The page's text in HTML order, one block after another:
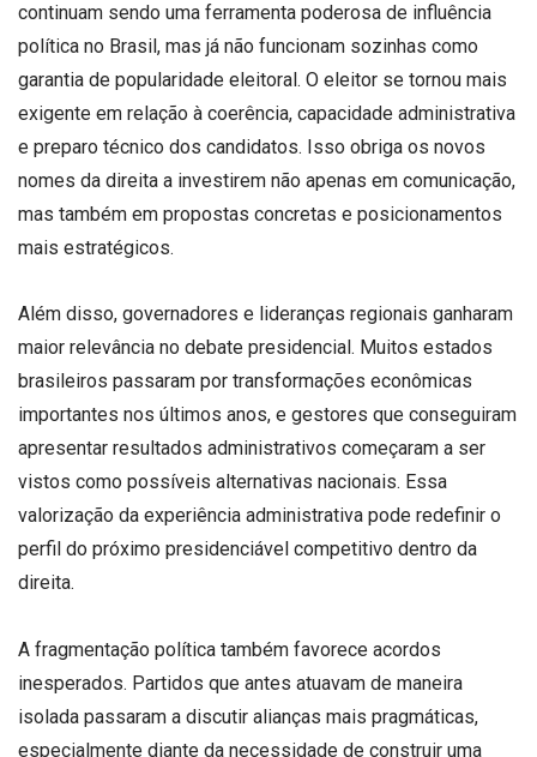
continuam sendo uma ferramenta poderosa de influência
política no Brasil, mas já não funcionam sozinhas como
garantia de popularidade eleitoral. O eleitor se tornou mais
exigente em relação à coerência, capacidade administrativa
e preparo técnico dos candidatos. Isso obriga os novos
nomes da direita a investirem não apenas em comunicação,
mas também em propostas concretas e posicionamentos
mais estratégicos.
Além disso, governadores e lideranças regionais ganharam
maior relevância no debate presidencial. Muitos estados
brasileiros passaram por transformações econômicas
importantes nos últimos anos, e gestores que conseguiram
apresentar resultados administrativos começaram a ser
vistos como possíveis alternativas nacionais. Essa
valorização da experiência administrativa pode redefinir o
perfil do próximo presidenciável competitivo dentro da
direita.
A fragmentação política também favorece acordos
inesperados. Partidos que antes atuavam de maneira
isolada passaram a discutir alianças mais pragmáticas,
especialmente diante da necessidade de construir uma